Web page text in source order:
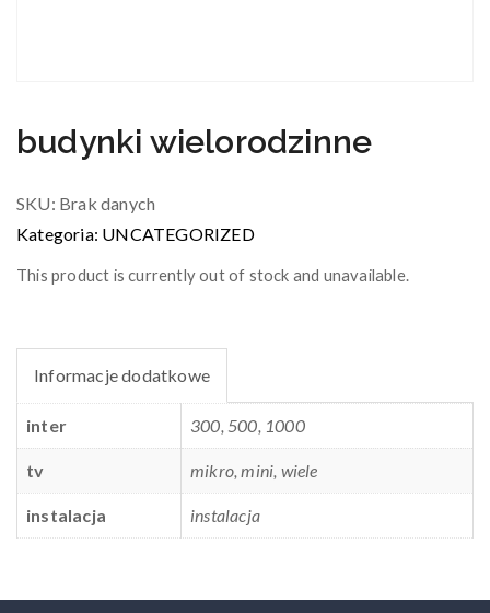
budynki wielorodzinne
SKU: Brak danych
Kategoria: UNCATEGORIZED
This product is currently out of stock and unavailable.
Informacje dodatkowe
inter 300, 500, 1000
tv mikro, mini, wiele
instalacja instalacja